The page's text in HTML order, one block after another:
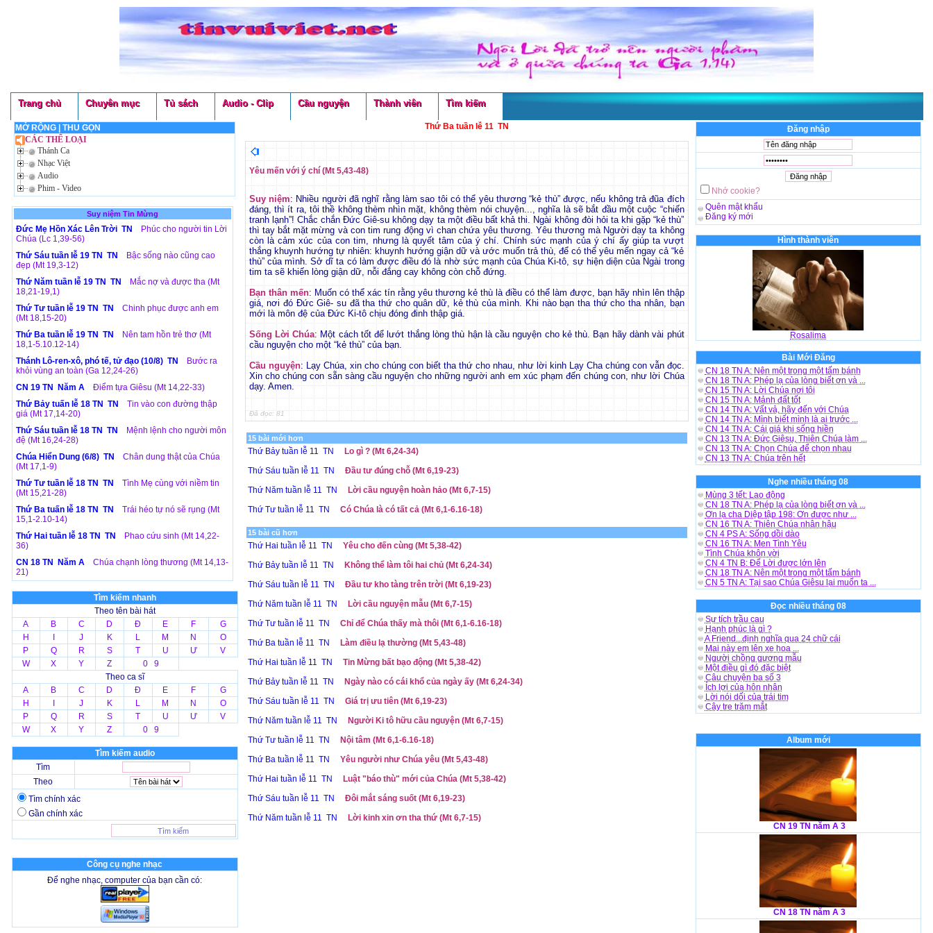
Trang chủ Chuyên mục Tủ sách Audio - Clip Cầu nguyện Thành viên Tìm kiếm
MỞ RỘNG
THU GỌN
CÁC THỂ LOẠI
Thánh Ca
Nhạc Việt
Audio
Phim - Video
Suy niệm Tin Mừng
Đức Mẹ Hồn Xác Lên Trời TN
Phúc cho người tin Lời
Chúa (Lc 1,39-56)
Thứ Sáu tuần lễ 19 TN TN
Bậc sống nào cũng cao
đẹp (Mt 19,3-12)
Thứ Năm tuần lễ 19 TN TN
Mắc nợ và được tha (Mt
18,21-19,1)
Thứ Tư tuần lễ 19 TN TN
Chinh phục được anh em
(Mt 18,15-20)
Thứ Ba tuần lễ 19 TN TN
Nên tam hồn trẻ thơ (Mt
18,1-5.10.12-14)
Thánh Lô-ren-xô, phó tế, tử đạo (10/8) TN
Bước ra
khỏi vùng an toàn (Ga 12,24-26)
CN 19 TN Năm A
Điểm tựa Giêsu (Mt 14,22-33)
Thứ Bảy tuấn lễ 18 TN TN
Tin vào con đường thập
giá (Mt 17,14-20)
Thứ Sáu tuần lễ 18 TN TN
Mệnh lệnh cho người môn
đệ (Mt 16,24-28)
Chúa Hiển Dung (6/8) TN
Chân dung thật của Chúa
(Mt 17,1-9)
Thứ Tư tuần lễ 18 TN TN
Tình Mẹ cùng với niềm tin
(Mt 15,21-28)
Thứ Ba tuấn lễ 18 TN TN
Trái héo tự nó sẽ rụng (Mt
15,1-2.10-14)
Thứ Hai tuần lễ 18 TN TN
Phao cứu sinh (Mt 14,22-
36)
CN 18 TN Năm A
Chúa chạnh lòng thương (Mt 14,13-
21)
Tìm kiếm nhanh
Theo tên bài hát
A
B C D Đ E F
G
H
J K L M N
O
P
Q R S T U Ư
V
W
X Y Z
0 9
Theo ca sĩ
A
B C D Đ E F
G
H
J K L M N
O
P
Q R S T U Ư
V
W
X Y Z 0 9
Tìm kiếm audio
Tìm
Theo
Tìm chính xác
Gần chính xác
Công cụ nghe nhạc
Để nghe nhạc, computer của bạn cần có:
Thứ Ba tuần lễ 11 TN
Yêu mến với ý chí (Mt 5,43-48)
Suy niệm: Nhiều người đã nghĩ rằng làm sao tôi có thể yêu thương “kẻ thù” được, nếu không trả đũa đích
đáng, thì ít ra, tôi thề không thèm nhìn mặt, không thèm nói chuyện..., nghĩa là sẽ bắt đầu một cuộc “chiến
tranh lạnh”! Chắc chắn Đức Giê-su không dạy ta một điều bất khả thi. Ngài không đòi hỏi ta khi gặp “kẻ thù”
thì tay bắt mặt mừng và con tim rung động vì chan chứa yêu thương. Yêu thương mà Người dạy ta không
còn là cảm xúc của con tim, nhưng là quyết tâm của ý chí. Chính sức mạnh của ý chí ấy giúp ta vượt
thắng khuynh hướng tự nhiên: khuynh hướng giận dữ và ước muốn trả thù, để có thể yêu mến ngay cả “kẻ
thù” của mình. Sở dĩ ta có làm được điều đó là nhờ sức mạnh của Chúa Ki-tô, sự hiện diện của Ngài trong
tim ta sẽ khiến lòng giận dữ, nỗi đắng cay không còn chỗ đứng.
Bạn thân mến: Muốn có thể xác tín rằng yêu thương kẻ thù là điều có thể làm được, bạn hãy nhìn lên thập
giá, nơi đó Đức Giê- su đã tha thứ cho quân dữ, kẻ thù của mình. Khi nào bạn tha thứ cho tha nhân, bạn
mới là môn đệ của Đức Ki-tô chịu đóng đinh thập giá.
Sống Lời Chúa: Một cách tốt để lướt thắng lòng thù hận là cầu nguyện cho kẻ thù. Bạn hãy dành vài phút
cầu nguyện cho một “kẻ thù” của bạn.
Cầu nguyện: Lạy Chúa, xin cho chúng con biết tha thứ cho nhau, như lời kinh Lạy Cha chúng con vẫn đọc.
Xin cho chúng con sẵn sàng cầu nguyện cho những người anh em xúc phạm đến chúng con, như lời Chúa
dạy. Amen.
Đã đọc: 81
15 bài mới hơn
Thứ Bảy tuần lễ 11 TN
Lo gì ? (Mt 6,24-34)
Thứ Sáu tuần lễ 11 TN
Đầu tư đúng chỗ (Mt 6,19-23)
Thứ Năm tuần lễ 11 TN
Lời cầu nguyện hoàn hảo (Mt 6,7-15)
Thứ Tư tuần lễ 11 TN
Có Chúa là có tất cả (Mt 6,1-6.16-18)
15 bài cũ hơn
Thứ Hai tuần lễ 11 TN
Yêu cho đến cùng (Mt 5,38-42)
Thứ Bảy tuần lễ 11 TN
Không thể làm tôi hai chủ (Mt 6,24-34)
Thứ Sáu tuần lễ 11 TN
Đầu tư kho tàng trên trời (Mt 6,19-23)
Thứ Năm tuần lễ 11 TN
Lời cầu nguyện mẫu (Mt 6,7-15)
Thứ Tư tuần lễ 11 TN
Chỉ để Chúa thấy mà thôi (Mt 6,1-6.16-18)
Thứ Ba tuần lễ 11 TN
Làm điều lạ thường (Mt 5,43-48)
Thứ Hai tuần lễ 11 TN
Tin Mừng bất bạo động (Mt 5,38-42)
Thứ Bảy tuần lễ 11 TN
Ngày nào có cái khổ của ngày ấy (Mt 6,24-34)
Thứ Sáu tuần lễ 11 TN
Giá trị ưu tiên (Mt 6,19-23)
Thứ Năm tuần lễ 11 TN
Người Ki tô hữu cầu nguyện (Mt 6,7-15)
Thứ Tư tuần lễ 11 TN
Nội tâm (Mt 6,1-6.16-18)
Thứ Ba tuần lễ 11 TN
Yêu người như Chúa yêu (Mt 5,43-48)
Thứ Hai tuần lễ 11 TN
Luật "báo thù" mới của Chúa (Mt 5,38-42)
Thứ Sáu tuần lễ 11 TN
Đôi mắt sáng suốt (Mt 6,19-23)
Thứ Năm tuần lễ 11 TN
Lời kinh xin ơn tha thứ (Mt 6,7-15)
Đăng nhập
Nhớ cookie?
Quên mật khẩu
Đăng ký mới
Hình thành viên
Rosalima
Bài Mới Đăng
CN 18 TN A: Nên một trong một tấm bánh
CN 18 TN A: Phép lạ của lòng biết ơn và ...
CN 15 TN A: Lời Chúa nơi tôi
CN 15 TN A: Mảnh đất tốt
CN 14 TN A: Vất vả, hãy đến với Chúa
CN 14 TN A: Mình biết mình là ai trước ...
CN 14 TN A: Cái giá khi sống hiền
CN 13 TN A: Đức Giêsu, Thiên Chúa làm ...
CN 13 TN A: Chọn Chúa để chọn nhau
CN 13 TN A: Chúa trên hết
Nghe nhiều tháng 08
Mùng 3 tết: Lao động
CN 18 TN A: Phép lạ của lòng biết ơn và ...
Ơn lạ cha Diệp tập 198: Ơn được như ...
CN 16 TN A: Thiên Chúa nhân hậu
CN 4 PS A: Sống dồi dào
CN 16 TN A: Men Tình Yêu
Tình Chúa khôn vời
CN 4 TN B: Để Lời được lớn lên
CN 18 TN A: Nên một trong một tấm bánh
CN 5 TN A: Tại sao Chúa Giêsu lại muốn ta ...
Đọc nhiều tháng 08
Sự tích trầu cau
Hạnh phúc là gì ?
A Friend...định nghĩa qua 24 chữ cái
Mai này em lên xe hoa ...
Người chồng gương mẫu
Một điều gì đó đặc biệt
Câu chuyện ba số 3
Ích lợi của hôn nhân
Lời nói dối của trái tim
Cây tre trăm mắt
Album mới
CN 19 TN năm A 3
CN 18 TN năm A 3